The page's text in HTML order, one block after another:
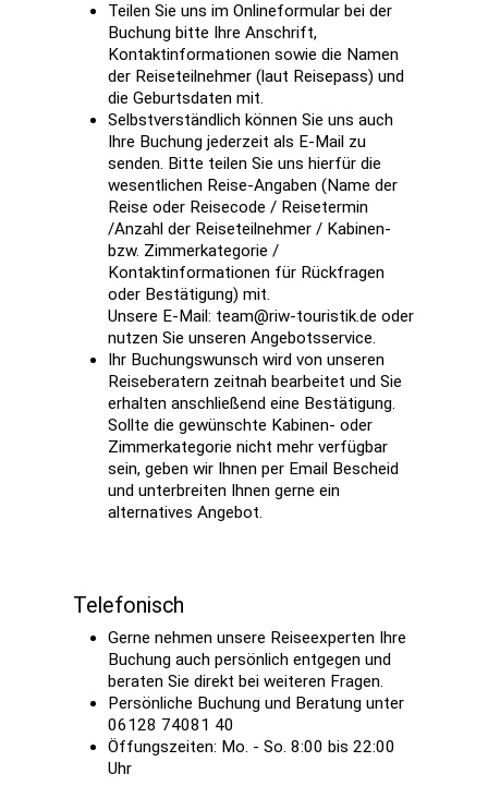
Teilen Sie uns im Onlineformular bei der
Buchung bitte Ihre Anschrift,
Kontaktinformationen sowie die Namen
der Reiseteilnehmer (laut Reisepass) und
die Geburtsdaten mit.
Selbstverständlich können Sie uns auch
Ihre Buchung jederzeit als E-Mail zu
senden. Bitte teilen Sie uns hierfür die
wesentlichen Reise-Angaben (Name der
Reise oder Reisecode / Reisetermin
/Anzahl der Reiseteilnehmer / Kabinen-
bzw. Zimmerkategorie /
Kontaktinformationen für Rückfragen
oder Bestätigung) mit.
Unsere E-Mail: team@riw-touristik.de oder
nutzen Sie unseren Angebotsservice.
Ihr Buchungswunsch wird von unseren
Reiseberatern zeitnah bearbeitet und Sie
erhalten anschließend eine Bestätigung.
Sollte die gewünschte Kabinen- oder
Zimmerkategorie nicht mehr verfügbar
sein, geben wir Ihnen per Email Bescheid
und unterbreiten Ihnen gerne ein
alternatives Angebot.
Telefonisch
Gerne nehmen unsere Reiseexperten Ihre
Buchung auch persönlich entgegen und
beraten Sie direkt bei weiteren Fragen.
Persönliche Buchung und Beratung unter
06128 74081 40
Öffungszeiten: Mo. - So. 8:00 bis 22:00
Uhr